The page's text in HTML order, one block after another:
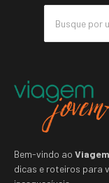
Bem-vindo ao
dicas e roteiros para